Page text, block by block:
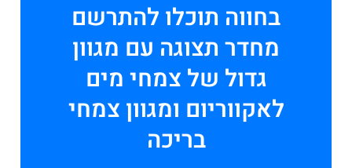
בחווה תוכלו להתרשם
מחדר תצוגה עם מגוון
גדול של צמחי מים
לאקווריום ומגוון צמחי
בריכה